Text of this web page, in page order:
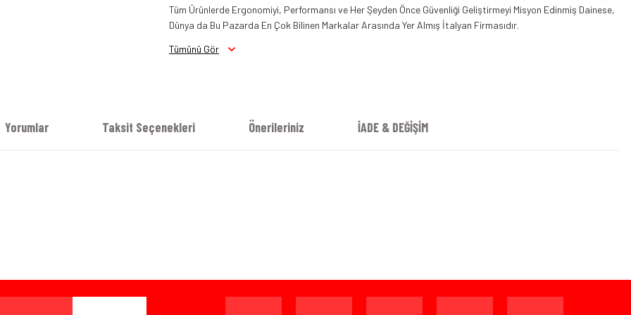
Tüm Ürünlerde Ergonomiyi, Performansı ve Her Şeyden Önce Güvenliği Geliştirmeyi Misyon Edinmiş Dainese,
Dünya da Bu Pazarda En Çok Bilinen Markalar Arasında Yer Almış İtalyan Firmasıdır.
Tümünü Gör
Yorumlar Taksit Seçenekleri Önerileriniz İADE & DEĞİŞİM